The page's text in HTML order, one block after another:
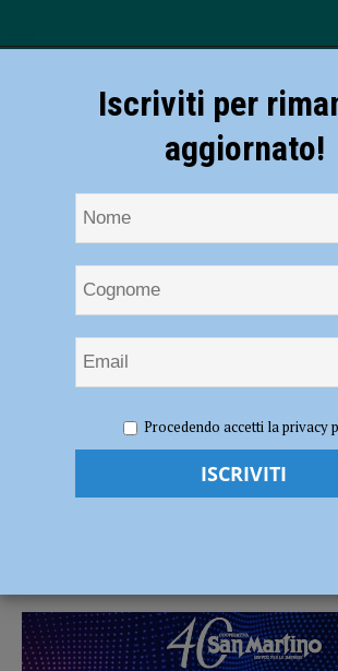
le variazioni nel periodo delle festività
Mercati cittadini, ecco le
Iscriviti per
aggiornato!
Procedendo accetti la privacy